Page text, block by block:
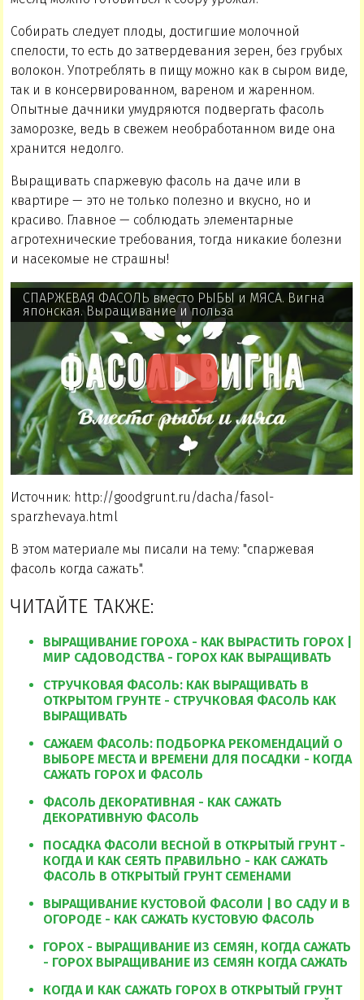
Собирать следует плоды, достигшие молочной
спелости, то есть до затвердевания зерен, без грубых
волокон. Употреблять в пищу можно как в сыром виде,
так и в консервированном, вареном и жаренном.
Опытные дачники умудряются подвергать фасоль
заморозке, ведь в свежем необработанном виде она
хранится недолго.
Выращивать спаржевую фасоль на даче или в
квартире — это не только полезно и вкусно, но и
красиво. Главное — соблюдать элементарные
агротехнические требования, тогда никакие болезни
и насекомые не страшны!
СПАРЖЕВАЯ ФАСОЛЬ вместо РЫБЫ и МЯСА. Вигна
японская. Выращивание и польза
Источник: http://goodgrunt.ru/dacha/fasol-
sparzhevaya.html
В этом материале мы писали на тему: "спаржевая
фасоль когда сажать".
ЧИТАЙТЕ ТАКЖЕ:
ВЫРАЩИВАНИЕ ГОРОХА - КАК ВЫРАСТИТЬ ГОРОХ |
МИР САДОВОДСТВА - ГОРОХ КАК ВЫРАЩИВАТЬ
СТРУЧКОВАЯ ФАСОЛЬ: КАК ВЫРАЩИВАТЬ В
ОТКРЫТОМ ГРУНТЕ - СТРУЧКОВАЯ ФАСОЛЬ КАК
ВЫРАЩИВАТЬ
САЖАЕМ ФАСОЛЬ: ПОДБОРКА РЕКОМЕНДАЦИЙ О
ВЫБОРЕ МЕСТА И ВРЕМЕНИ ДЛЯ ПОСАДКИ - КОГДА
САЖАТЬ ГОРОХ И ФАСОЛЬ
ФАСОЛЬ ДЕКОРАТИВНАЯ - КАК САЖАТЬ
ДЕКОРАТИВНУЮ ФАСОЛЬ
ПОСАДКА ФАСОЛИ ВЕСНОЙ В ОТКРЫТЫЙ ГРУНТ -
КОГДА И КАК СЕЯТЬ ПРАВИЛЬНО - КАК САЖАТЬ
ФАСОЛЬ В ОТКРЫТЫЙ ГРУНТ СЕМЕНАМИ
ВЫРАЩИВАНИЕ КУСТОВОЙ ФАСОЛИ | ВО САДУ И В
ОГОРОДЕ - КАК САЖАТЬ КУСТОВУЮ ФАСОЛЬ
ГОРОХ - ВЫРАЩИВАНИЕ ИЗ СЕМЯН, КОГДА САЖАТЬ
- ГОРОХ ВЫРАЩИВАНИЕ ИЗ СЕМЯН КОГДА САЖАТЬ
КОГДА И КАК САЖАТЬ ГОРОХ В ОТКРЫТЫЙ ГРУНТ